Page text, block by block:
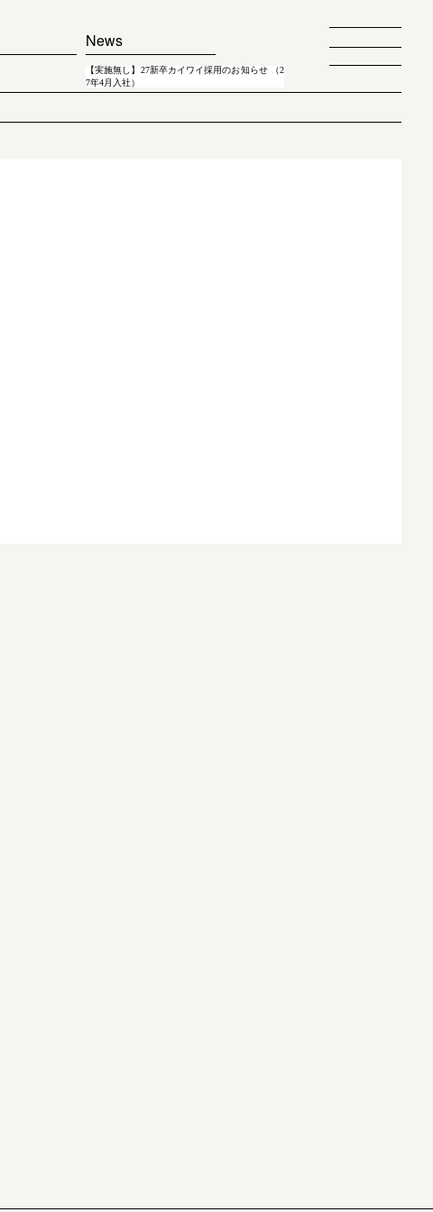
News
【実施無し】27新卒カイワイ採用のお知らせ （2
7年4月入社）